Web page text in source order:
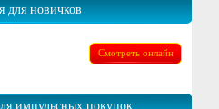
для новичков
Смотреть онлайн
импульсных покупок